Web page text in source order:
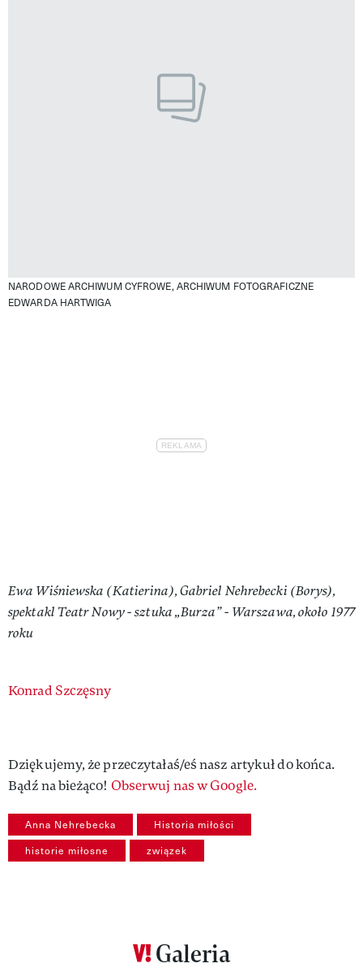
NARODOWE ARCHIWUM CYFROWE, ARCHIWUM FOTOGRAFICZNE
EDWARDA HARTWIGA
Ewa Wiśniewska (Katierina), Gabriel Nehrebecki (Borys),
spektakl Teatr Nowy - sztuka „Burza” - Warszawa, około 1977
roku
Authors
Konrad Szczęsny
Dziękujemy, że przeczytałaś/eś nasz artykuł do końca.
Bądź na bieżąco! Obserwuj nas w Google.
Anna Nehrebecka Historia miłości
historie miłosne związek
Galeria